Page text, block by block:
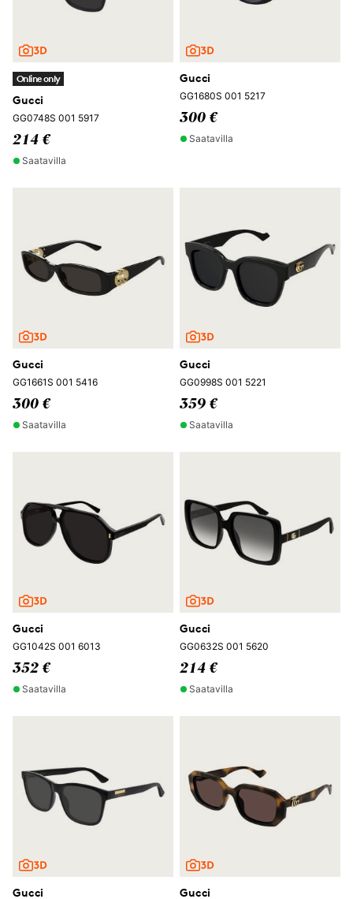
Online only
Gucci
GG0748S 001 5917
214 €
Saatavilla
Gucci
GG1680S 001 5217
300 €
Saatavilla
Gucci
GG1661S 001 5416
300 €
Saatavilla
Gucci
GG0998S 001 5221
359 €
Saatavilla
Gucci
GG1042S 001 6013
352 €
Saatavilla
Gucci
GG0632S 001 5620
214 €
Saatavilla
Gucci Gucci